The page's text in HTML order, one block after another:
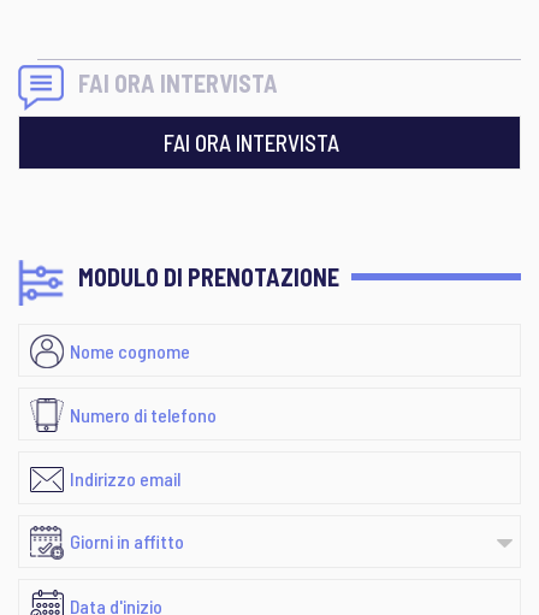
FAI ORA INTERVISTA
FAI ORA INTERVISTA
MODULO DI PRENOTAZIONE